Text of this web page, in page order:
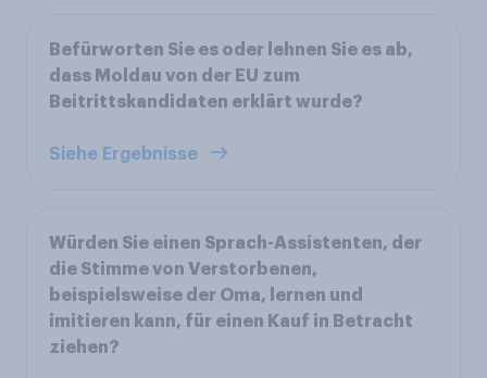
Befürworten Sie es oder lehnen Sie es ab,
dass Moldau von der EU zum
Beitrittskandidaten erklärt wurde?
Siehe Ergebnisse
Würden Sie einen Sprach-Assistenten, der
die Stimme von Verstorbenen,
beispielsweise der Oma, lernen und
imitieren kann, für einen Kauf in Betracht
ziehen?